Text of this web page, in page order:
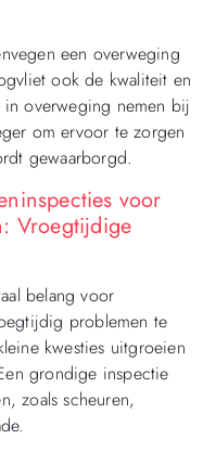
een overweging
ook de kwaliteit en
overweging nemen bij
om ervoor te zorgen
gewaarborgd.
voor
Vroegtijdige
belang voor
problemen te
kwesties uitgroeien
grondige inspectie
zoals scheuren,